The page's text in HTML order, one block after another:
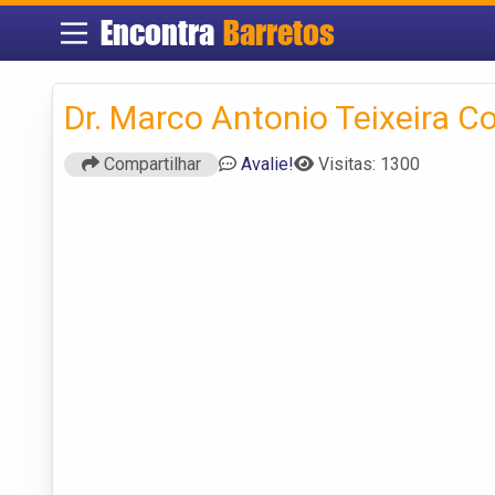
EncontraBarretos
Dr. Marco Antonio Teixeira
Compartilhar Avalie! Visitas: 1300